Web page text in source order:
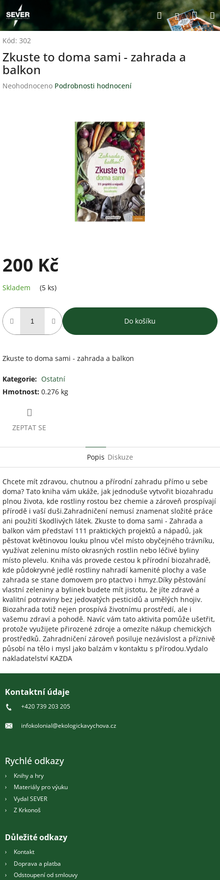
na
obsah
Hledat
Kód: 302
Zkuste to doma sami - zahrada a
balkon
Průměrné
Neohodnoceno Podrobnosti hodnocení
200 Kč
cena:
Skladem (5 ks)
Do košíku
Zkuste to doma sami - zahrada a balkon
Kategorie: Ostatní
Hmotnost: 0.276 kg
ZEPTAT SE
Popis Diskuze
Chcete mít zdravou, chutnou a přírodní zahradu přímo u sebe
doma? Tato kniha vám ukáže, jak jednoduše vytvořit biozahradu
plnou života, kde rostliny rostou bez chemie a zároveň prospívají
přírodě i vaší duši.Zahradničení nemusí znamenat složité práce
ani použití škodlivých látek. Zkuste to doma sami - Zahrada a
balkon vám představí 111 praktických projektů a nápadů, jak
pěstovat květinovou louku plnou včel místo obyčejného trávníku,
využívat zeleninu místo okrasných rostlin nebo léčivé byliny
místo plevelu. Kniha vás provede cestou k přírodní biozahradě,
kde půdokryvné jedlé rostliny nahradí kamenité plochy a vaše
zahrada se stane domovem pro ptactvo i hmyz.Díky pěstování
vlastní zeleniny a bylinek budete mít jistotu, že jíte zdravé a
kvalitní potraviny bez jedovatých pesticidů a umělých hnojiv.
Biozahrada totiž nejen prospívá životnímu prostředí, ale i
vašemu zdraví a pohodě. Navíc vám tato aktivita pomůže ušetřit,
protože využijete přirozené zdroje a omezíte nákup chemických
prostředků. Zahradničení zároveň posiluje nezávislost a příznivě
působí na tělo i mysl jako balzám v kontaktu s přírodou.Vydalo
nakladatelství KAZDA
Kontaktní údaje
+420 739 203 205
infokolonial@ekologickavychova.cz
Rychlé odkazy
Knihy a hry
Materiály pro výuku
Vydal SEVER
Z Krkonoš
Důležité odkazy
Kontakt
Doprava a platba
Odstoupení od smlouvy